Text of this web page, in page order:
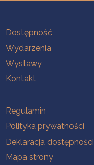
Na skróty
Dostępność
Wydarzenia
Wystawy
Kontakt
Na skróty
Regulamin
Polityka prywatności
Deklaracja dostępności
Mapa strony